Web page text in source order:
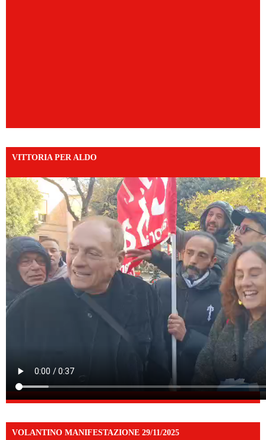
VITTORIA PER ALDO
VOLANTINO MANIFESTAZIONE 29/11/2025